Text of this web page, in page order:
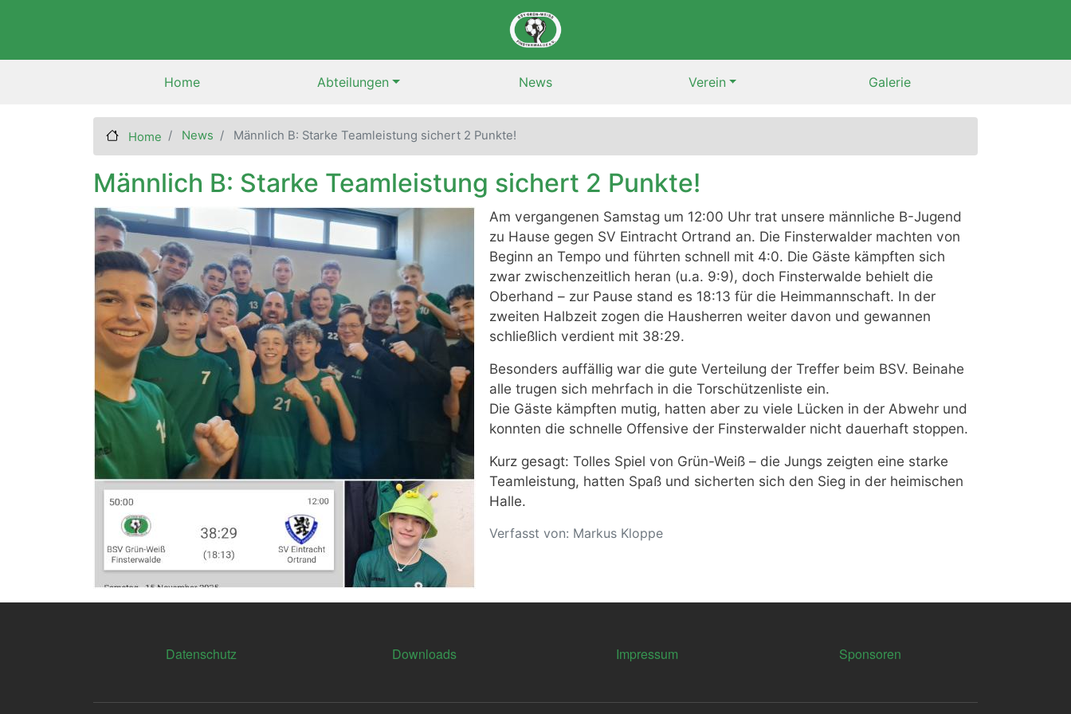
Skip
to
main
navigation
Home Abteilungen News Verein Galerie
Home News Männlich B: Starke Teamleistung sichert 2 Punkte!
Männlich B: Starke Teamleistung sichert 2 Punkte!
Am vergangenen Samstag um 12:00 Uhr trat unsere männliche B-Jugend
zu Hause gegen SV Eintracht Ortrand an. Die Finsterwalder machten von
Beginn an Tempo und führten schnell mit 4:0. Die Gäste kämpften sich
zwar zwischenzeitlich heran (u.a. 9:9), doch Finsterwalde behielt die
Oberhand – zur Pause stand es 18:13 für die Heimmannschaft. In der
zweiten Halbzeit zogen die Hausherren weiter davon und gewannen
schließlich verdient mit 38:29.
Besonders auffällig war die gute Verteilung der Treffer beim BSV. Beinahe
alle trugen sich mehrfach in die Torschützenliste ein.
Die Gäste kämpften mutig, hatten aber zu viele Lücken in der Abwehr und
konnten die schnelle Offensive der Finsterwalder nicht dauerhaft stoppen.
Kurz gesagt: Tolles Spiel von Grün-Weiß – die Jungs zeigten eine starke
Teamleistung, hatten Spaß und sicherten sich den Sieg in der heimischen
Halle.
Verfasst von: Markus Kloppe
Datenschutz Downloads Impressum Sponsoren